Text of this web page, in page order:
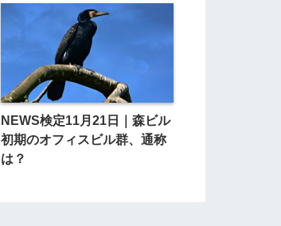
NEWS検定11月21日｜森ビル
初期のオフィスビル群、通称
は？